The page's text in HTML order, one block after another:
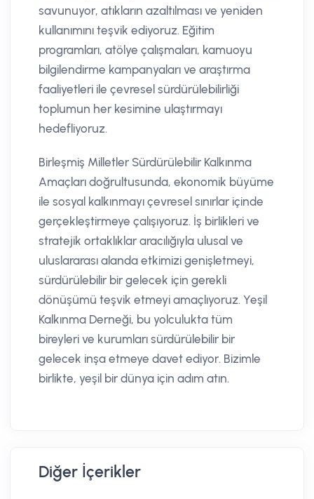
savunuyor, atıkların azaltılması ve yeniden
kullanımını teşvik ediyoruz. Eğitim
programları, atölye çalışmaları, kamuoyu
bilgilendirme kampanyaları ve araştırma
faaliyetleri ile çevresel sürdürülebilirliği
toplumun her kesimine ulaştırmayı
hedefliyoruz.
Birleşmiş Milletler Sürdürülebilir Kalkınma
Amaçları doğrultusunda, ekonomik büyüme
ile sosyal kalkınmayı çevresel sınırlar içinde
gerçekleştirmeye çalışıyoruz. İş birlikleri ve
stratejik ortaklıklar aracılığıyla ulusal ve
uluslararası alanda etkimizi genişletmeyi,
sürdürülebilir bir gelecek için gerekli
dönüşümü teşvik etmeyi amaçlıyoruz. Yeşil
Kalkınma Derneği, bu yolculukta tüm
bireyleri ve kurumları sürdürülebilir bir
gelecek inşa etmeye davet ediyor. Bizimle
birlikte, yeşil bir dünya için adım atın.
Diğer İçerikler